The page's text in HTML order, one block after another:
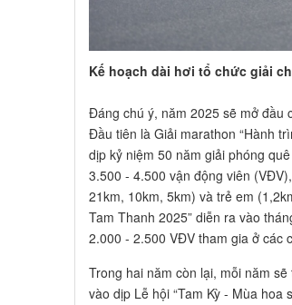
Kế hoạch dài hơi tổ chức giải
Đáng chú ý, năm 2025 sẽ mở đầu
Đầu tiên là Giải marathon “Hành
dịp kỷ niệm 50 năm giải phóng
3.500 - 4.500 vận động viên
21km, 10km, 5km) và trẻ em
Tam Thanh 2025” diễn ra vào
2.000 - 2.500 VĐV tham gia ở các
Trong hai năm còn lại, mỗi năm
vào dịp Lễ hội “Tam Kỳ - Mùa